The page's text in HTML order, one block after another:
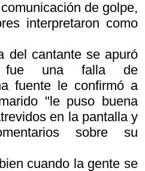
de golpe,
interpretaron como
del cantante se apuró
una falla de
fuente le confirmó a
"le puso buena
en la pantalla y
sobre su
cuando la gente se